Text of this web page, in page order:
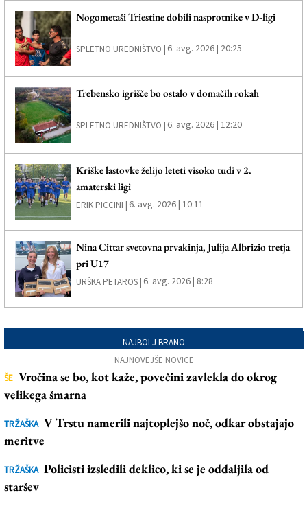
Nogometaši Triestine dobili nasprotnike v D-ligi
SPLETNO UREDNIŠTVO | 6. avg. 2026 | 20:25
Trebensko igrišče bo ostalo v domačih rokah
SPLETNO UREDNIŠTVO | 6. avg. 2026 | 12:20
Kriške lastovke želijo leteti visoko tudi v 2.
amaterski ligi
ERIK PICCINI | 6. avg. 2026 | 10:11
Nina Cittar svetovna prvakinja, Julija Albrizio tretja
pri U17
URŠKA PETAROS | 6. avg. 2026 | 8:28
NAJBOLJ BRANO
NAJNOVEJŠE NOVICE
ŠE Vročina se bo, kot kaže, povečini zavlekla do okrog
velikega šmarna
TRŽAŠKA V Trstu namerili najtoplejšo noč, odkar obstajajo
meritve
TRŽAŠKA Policisti izsledili deklico, ki se je oddaljila od
staršev